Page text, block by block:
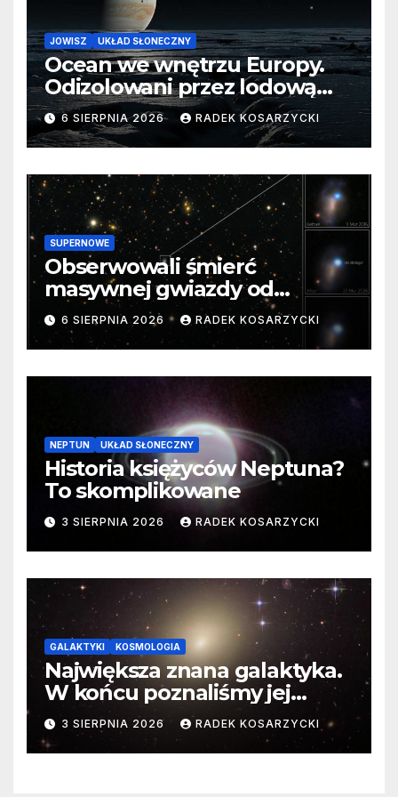
JOWISZ UKŁAD SŁONECZNY
Ocean we wnętrzu Europy.
Odizolowani przez lodową
barierę
6 SIERPNIA 2026 RADEK KOSARZYCKI
SUPERNOWE
Obserwowali śmierć
masywnej gwiazdy od
samego początku. Niezwykle
cenne dane
6 SIERPNIA 2026 RADEK KOSARZYCKI
NEPTUN UKŁAD SŁONECZNY
Historia księżyców Neptuna?
To skomplikowane
3 SIERPNIA 2026 RADEK KOSARZYCKI
GALAKTYKI KOSMOLOGIA
Największa znana galaktyka.
W końcu poznaliśmy jej
faktyczne wymiary
3 SIERPNIA 2026 RADEK KOSARZYCKI